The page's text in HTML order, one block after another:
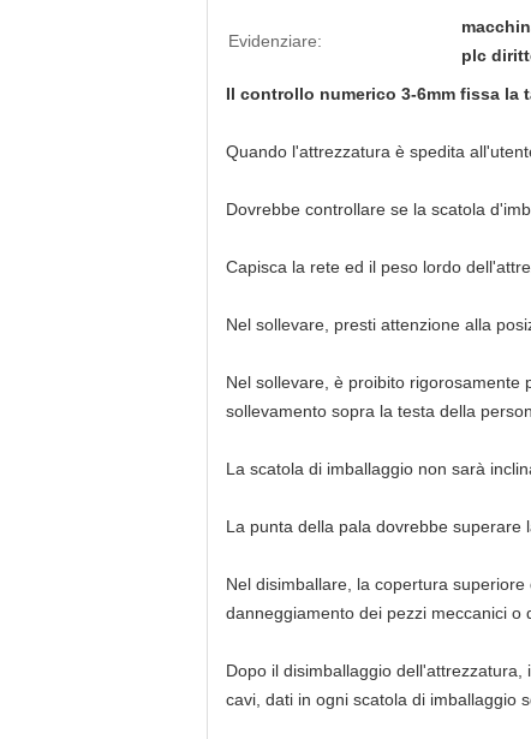
Evidenziare:
plc
Il controllo numerico 3-6mm fissa la
Quando l'attrezzatura è spedita
Dovrebbe controllare se la scatola
Capisca la rete ed il peso lordo
Nel sollevare, presti attenzione alla
Nel sollevare, è proibito
sollevamento sopra la testa della
La scatola di imballaggio non sarà
La punta della pala dovrebbe superare
Nel disimballare, la copertura
danneggiamento dei pezzi meccanici o
Dopo il disimballaggio
cavi, dati in ogni scatola di imballaggio